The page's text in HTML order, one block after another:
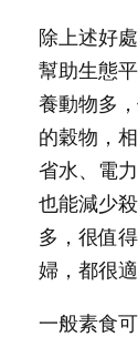
除上述好
幫助生態
養動物多
的穀物，
省水、電
也能減少
多，很值
婦，都很適
一般素食